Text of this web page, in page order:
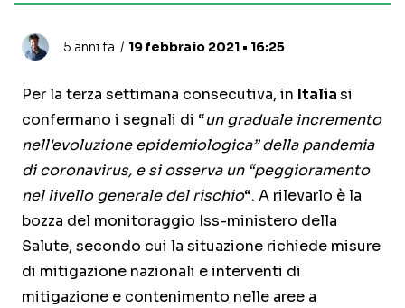
5 anni fa 19 febbraio 2021 • 16:25
Per la terza settimana consecutiva, in Italiasi
confermano i segnali di “un graduale incremento
nell'evoluzione epidemiologica” della pandemia
di coronavirus, e si osserva un “peggioramento
nel livello generale del rischio“. A rilevarlo è la
bozza del monitoraggio Iss-ministero della
Salute, secondo cui la situazione richiede misure
di mitigazione nazionali e interventi di
mitigazione e contenimento nelle aree a